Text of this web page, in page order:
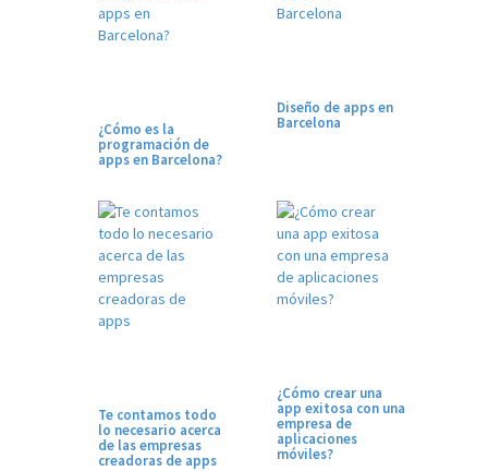
¿Cómo es la
programación de
apps en Barcelona?
Diseño de apps en
Barcelona
Te contamos todo
lo necesario acerca
de las empresas
creadoras de apps
¿Cómo crear una
app exitosa con una
empresa de
aplicaciones
móviles?